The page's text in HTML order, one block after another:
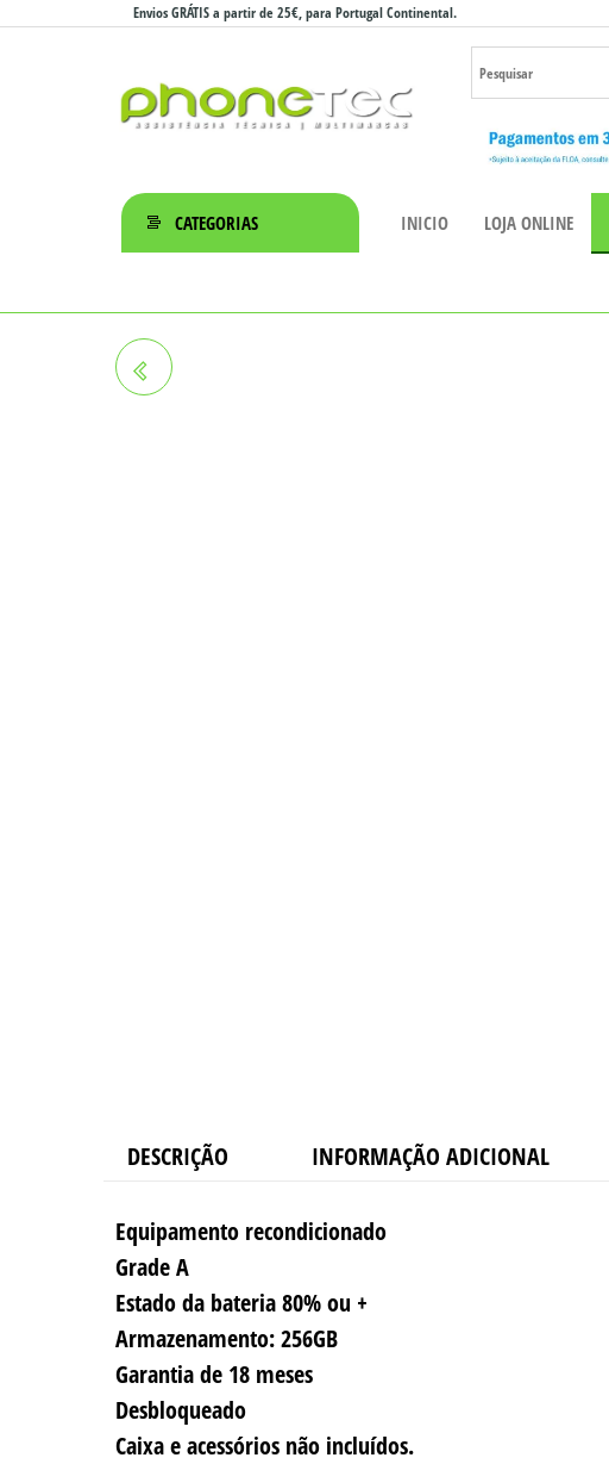
para
Envios GRÁTIS a partir de 25€, para Portugal Continental.
– Loja
Online
CATEGORIAS INICIO LOJA ONLINE
DESCRIÇÃO INFORMAÇÃO ADICIONAL
Equipamento recondicionado
Grade A
Estado da bateria 80% ou +
Armazenamento: 256GB
Garantia de 18 meses
Desbloqueado
Caixa e acessórios não incluídos.